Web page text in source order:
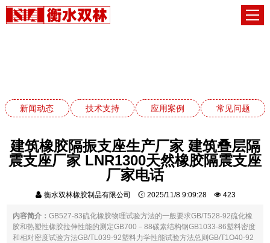
新闻动态 技术支持 应用案例 常见问题
建筑橡胶隔振支座生产厂家 建筑叠层隔
震支座厂家 LNR1300天然橡胶隔震支座
厂家电话
衡水双林橡胶制品有限公司 2025/11/8 9:09:28 423
内容简介：GB527-83硫化橡胶物理试验方法的一般要求GB/T528-92硫化橡
胶和热塑性橡胶拉伸性能的测定GB700－88碳素结构钢GB1033-86塑料密度
和相对密度试验方法GB/TL039-92塑料力学性能试验方法总则GB/T1O40-92